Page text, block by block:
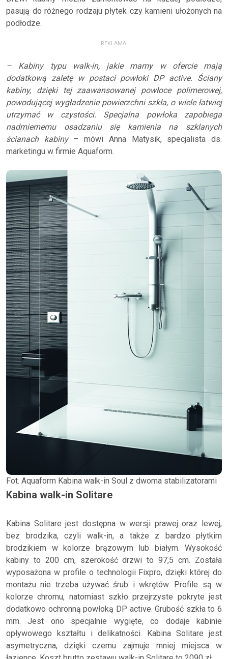
pasują do różnego rodzaju płytek czy kamieni ułożonych na
podłodze.
REKLAMA:
– Kabiny typu walk-in, jakie mamy w ofercie mają
dodatkową zaletę w postaci powłoki DP active. Ściany
kabiny, dzięki tej zaawansowanej powłoce polimerowej,
powodującej wygładzenie powierzchni szkła, o wiele łatwiej
utrzymać w czystości. Specjalna powłoka zapobiega
nadmiernemu osadzaniu się kamienia na szklanych
ścianach kabiny – mówi Anna Matysik, specjalista ds.
marketingu w firmie Aquaform.
Fot. Aquaform Kabina walk-in Soul z dwoma stabilizatorami
Kabina walk-in Solitare
Kabina Solitare jest dostępna w wersji prawej oraz lewej,
bez brodzika, czyli walk-in, a także z bardzo płytkim
brodzikiem w kolorze brązowym lub białym. Wysokość
kabiny to 200 cm, szerokość drzwi to 97,5 cm. Została
wyposażona w profile o technologii Fixpro, dzięki której do
montażu nie trzeba używać śrub i wkrętów. Profile są w
kolorze chromu, natomiast szkło przejrzyste pokryte jest
dodatkowo ochronną powłoką DP active. Grubość szkła to 6
mm. Jest ono specjalnie wygięte, co dodaje kabinie
opływowego kształtu i delikatności. Kabina Solitare jest
asymetryczna, dzięki czemu zajmuje mniej miejsca w